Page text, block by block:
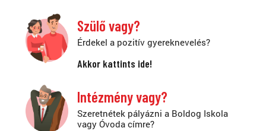
Szülő vagy?
Érdekel a pozitív gyereknevelés?
Akkor kattints ide!
Intézmény vagy?
Szeretnétek pályázni a Boldog Iskola
vagy Óvoda címre?